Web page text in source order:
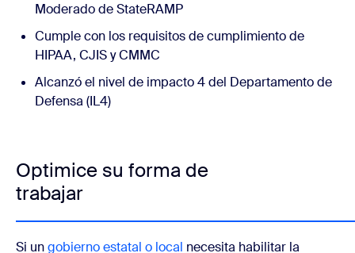
Moderado de StateRAMP
Cumple con los requisitos de cumplimiento de
HIPAA, CJIS y CMMC
Alcanzó el nivel de impacto 4 del Departamento de
Defensa (IL4)
Optimice su forma de
trabajar
Si ungobierno estatal o local necesita habilitar la